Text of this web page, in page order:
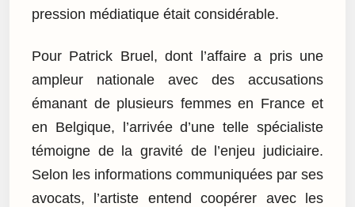
pression médiatique était considérable.
Pour Patrick Bruel, dont l’affaire a pris une
ampleur nationale avec des accusations
émanant de plusieurs femmes en France et
en Belgique, l’arrivée d’une telle spécialiste
témoigne de la gravité de l’enjeu judiciaire.
Selon les informations communiquées par ses
avocats, l’artiste entend coopérer avec les